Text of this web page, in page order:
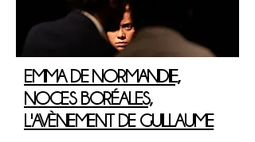
EMMA DE NORMANDIE,
NOCES BORÉALES,
L'AVÈNEMENT DE GUILLAUME